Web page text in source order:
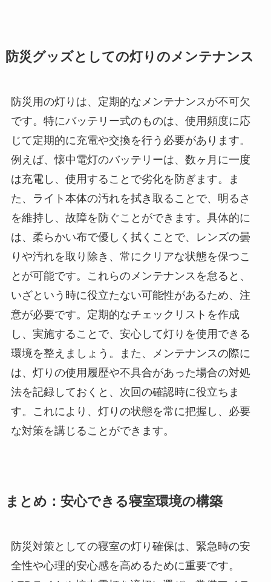
防災グッズとしての灯りのメンテナンス
防災用の灯りは、定期的なメンテナンスが不可欠
です。特にバッテリー式のものは、使用頻度に応
じて定期的に充電や交換を行う必要があります。
例えば、懐中電灯のバッテリーは、数ヶ月に一度
は充電し、使用することで劣化を防ぎます。ま
た、ライト本体の汚れを拭き取ることで、明るさ
を維持し、故障を防ぐことができます。具体的に
は、柔らかい布で優しく拭くことで、レンズの曇
りや汚れを取り除き、常にクリアな状態を保つこ
とが可能です。これらのメンテナンスを怠ると、
いざという時に役立たない可能性があるため、注
意が必要です。定期的なチェックリストを作成
し、実施することで、安心して灯りを使用できる
環境を整えましょう。また、メンテナンスの際に
は、灯りの使用履歴や不具合があった場合の対処
法を記録しておくと、次回の確認時に役立ちま
す。これにより、灯りの状態を常に把握し、必要
な対策を講じることができます。
まとめ：安心できる寝室環境の構築
防災対策としての寝室の灯り確保は、緊急時の安
全性や心理的安心感を高めるために重要です。